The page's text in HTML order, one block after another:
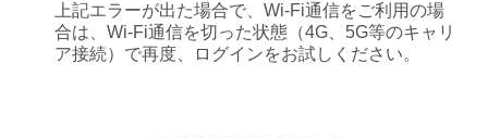
上記エラーが出た場合で、Wi-Fi通信をご利用の場
合は、Wi-Fi通信を切った状態（4G、5G等のキャリ
ア接続）で再度、ログインをお試しください。